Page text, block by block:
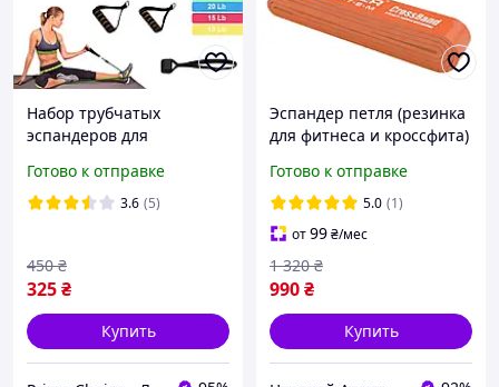
Набор трубчатых
эспандеров для
спорта Power Bands 5
жгутов Бубновского чехол
Готово к отправке
3.6 (5)
325₴
450 ₴
Купить
Эспандер петля (резинка
для фитнеса и кроссфита)
CrossFit Level 2 Orange
(опира 10-35 кг) 3860832
colero.
Готово к отправке
5.0 (1)
от99₴/мес
990₴
1 320 ₴
Купить